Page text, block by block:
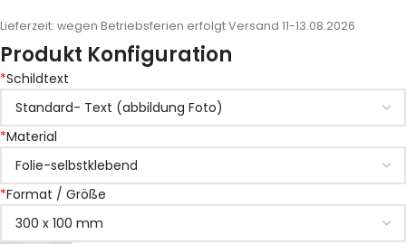
Lieferzeit: wegen Betriebsferien erfolgt Versand 11-13.08.2026
Produkt Konfiguration
*Schildtext
*Material
*Format / Größe